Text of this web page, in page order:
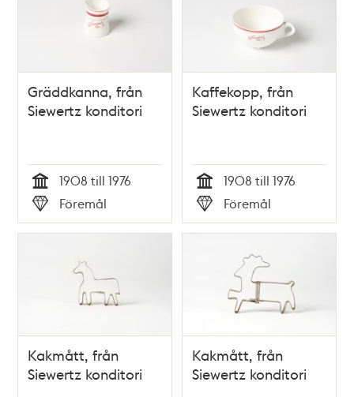
Gräddkanna, från
Siewertz konditori
Tid
1908 till 1976
Typ
Föremål
Kaffekopp, från
Siewertz konditori
Tid
1908 till 1976
Typ
Föremål
Kakmått, från
Siewertz konditori
Kakmått, från
Siewertz konditori